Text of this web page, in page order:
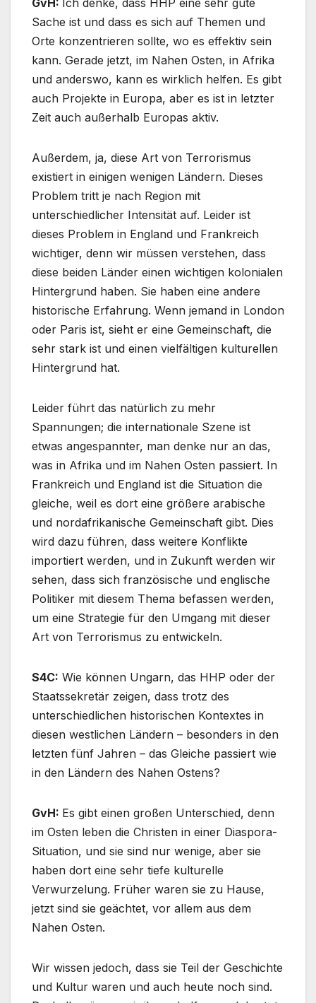
GvH: Ich denke, dass HHP eine sehr gute
Sache ist und dass es sich auf Themen und
Orte konzentrieren sollte, wo es effektiv sein
kann. Gerade jetzt, im Nahen Osten, in Afrika
und anderswo, kann es wirklich helfen. Es gibt
auch Projekte in Europa, aber es ist in letzter
Zeit auch außerhalb Europas aktiv.
Außerdem, ja, diese Art von Terrorismus
existiert in einigen wenigen Ländern. Dieses
Problem tritt je nach Region mit
unterschiedlicher Intensität auf. Leider ist
dieses Problem in England und Frankreich
wichtiger, denn wir müssen verstehen, dass
diese beiden Länder einen wichtigen kolonialen
Hintergrund haben. Sie haben eine andere
historische Erfahrung. Wenn jemand in London
oder Paris ist, sieht er eine Gemeinschaft, die
sehr stark ist und einen vielfältigen kulturellen
Hintergrund hat.
Leider führt das natürlich zu mehr
Spannungen; die internationale Szene ist
etwas angespannter, man denke nur an das,
was in Afrika und im Nahen Osten passiert. In
Frankreich und England ist die Situation die
gleiche, weil es dort eine größere arabische
und nordafrikanische Gemeinschaft gibt. Dies
wird dazu führen, dass weitere Konflikte
importiert werden, und in Zukunft werden wir
sehen, dass sich französische und englische
Politiker mit diesem Thema befassen werden,
um eine Strategie für den Umgang mit dieser
Art von Terrorismus zu entwickeln.
S4C: Wie können Ungarn, das HHP oder der
Staatssekretär zeigen, dass trotz des
unterschiedlichen historischen Kontextes in
diesen westlichen Ländern – besonders in den
letzten fünf Jahren – das Gleiche passiert wie
in den Ländern des Nahen Ostens?
GvH: Es gibt einen großen Unterschied, denn
im Osten leben die Christen in einer Diaspora-
Situation, und sie sind nur wenige, aber sie
haben dort eine sehr tiefe kulturelle
Verwurzelung. Früher waren sie zu Hause,
jetzt sind sie geächtet, vor allem aus dem
Nahen Osten.
Wir wissen jedoch, dass sie Teil der Geschichte
und Kultur waren und auch heute noch sind.